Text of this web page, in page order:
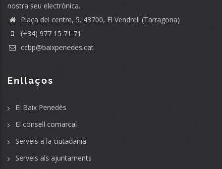
nostra seu electrònica.
Plaça del centre, 5. 43700, El Vendrell (Tarragona)
(+34) 977 15 71 71
ccbp@baixpenedes.cat
Enllaços
El Baix Penedès
El consell comarcal
Serveis a la ciutadania
Serveis als ajuntaments